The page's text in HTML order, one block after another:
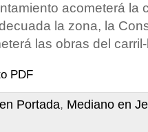
acometerá la
la zona, la
las obras del
PDF
Portada, Mediano en